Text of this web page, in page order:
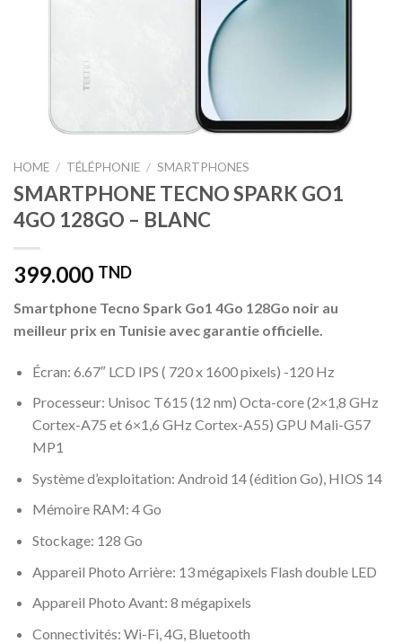
HOME / TÉLÉPHONIE / SMARTPHONES
SMARTPHONE TECNO SPARK GO1
4GO 128GO – BLANC
399.000 TND
Smartphone Tecno Spark Go1 4Go 128Go noir au
meilleur prix en Tunisie avec garantie officielle.
Écran: 6.67″ LCD IPS ( 720 x 1600 pixels) -120 Hz
Processeur: Unisoc T615 (12 nm) Octa-core (2×1,8 GHz
Cortex-A75 et 6×1,6 GHz Cortex-A55) GPU Mali-G57
MP1
Système d’exploitation: Android 14 (édition Go), HIOS 14
Mémoire RAM: 4 Go
Stockage: 128 Go
Appareil Photo Arrière: 13 mégapixels Flash double LED
Appareil Photo Avant: 8 mégapixels
Connectivités: Wi-Fi, 4G, Bluetooth